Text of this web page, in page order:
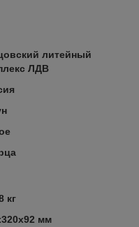
литейный
ЛДВ
кг
мм